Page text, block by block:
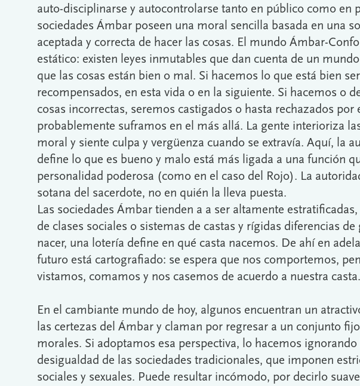
auto-disciplinarse y autocontrolarse tanto en público como en
sociedades Ámbar poseen una moral sencilla basada en una
aceptada y correcta de hacer las cosas. El mundo Ámbar-
estático: existen leyes inmutables que dan cuenta de un
que las cosas están bien o mal. Si hacemos lo que está bien
recompensados, en esta vida o en la siguiente. Si hacemos o
cosas incorrectas, seremos castigados o hasta rechazados por
probablemente suframos en el más allá. La gente interioriza
moral y siente culpa y vergüenza cuando se extravía. Aquí, la
define lo que es bueno y malo está más ligada a una función
personalidad poderosa (como en el caso del Rojo). La
sotana del sacerdote, no en quién la lleva puesta.
Las sociedades Ámbar tienden a a ser altamente estratificadas,
de clases sociales o sistemas de castas y rígidas diferencias de
nacer, una lotería define en qué casta nacemos. De ahí en
futuro está cartografiado: se espera que nos comportemos,
vistamos, comamos y nos casemos de acuerdo a nuestra casta.
En el cambiante mundo de hoy, algunos encuentran un
las certezas del Ámbar y claman por regresar a un conjunto
morales. Si adoptamos esa perspectiva, lo hacemos
desigualdad de las sociedades tradicionales, que imponen
sociales y sexuales. Puede resultar incómodo, por decirlo